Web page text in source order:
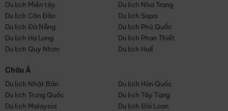
Du lịch Miền tây
Du lịch Nha Trang
Du lịch Côn Đảo
Du lịch Sapa
Du lịch Đà Nẵng
Du lịch Phú Quốc
Du lịch Hạ Long
Du lịch Phan Thiết
Du lịch Quy Nhơn
Du lịch Huế
Châu Á
Du lịch Nhật Bản
Du lịch Hàn Quốc
Du lịch Trung Quốc
Du lịch Tây Tạng
Du lịch Malaysia
Du lịch Đài Loan